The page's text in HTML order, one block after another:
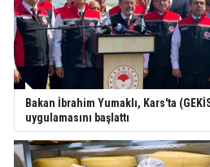
Bakan İbrahim Yumaklı, Kars'ta
uygulamasını başlattı